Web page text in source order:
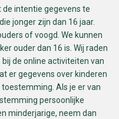
intentie gegevens te
jonger zijn dan 16 jaar.
of voogd. We kunnen
ouder dan 16 is. Wij raden
de online activiteiten van
er gegevens over kinderen
Als je er van
persoonlijke
minderjarige, neem dan